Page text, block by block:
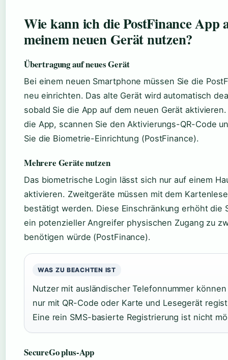
Wie kann ich die PostFinance App
meinem neuen Gerät nutzen?
Übertragung auf neues Gerät
Bei einem neuen Smartphone müssen Sie die
neu einrichten. Das alte Gerät wird automatisch
sobald Sie die App auf dem neuen Gerät
die App, scannen Sie den Aktivierungs-QR-Code
Sie die Biometrie-Einrichtung (PostFinance).
Mehrere Geräte nutzen
Das biometrische Login lässt sich nur auf einem
aktivieren. Zweitgeräte müssen mit dem
bestätigt werden. Diese Einschränkung erhöht die
ein potenzieller Angreifer physischen Zugang zu
benötigen würde (PostFinance).
WAS ZU BEACHTEN IST
Nutzer mit ausländischer Telefonnummer
nur mit QR-Code oder Karte und Lesegerät
Eine rein SMS-basierte Registrierung ist nicht
SecureGo plus-App